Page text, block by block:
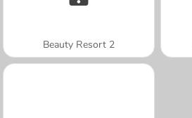
Beauty Resort 2